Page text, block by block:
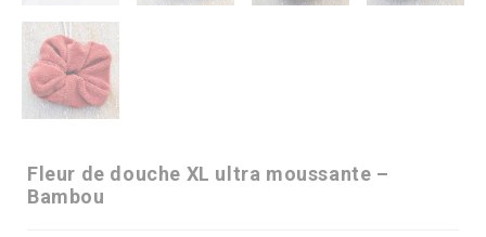
Fleur de douche XL ultra moussante –
Bambou